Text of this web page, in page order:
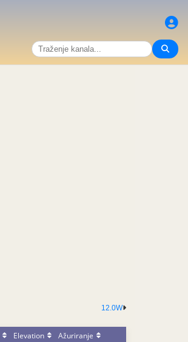
12.0W
Elevation
Ažuriranje